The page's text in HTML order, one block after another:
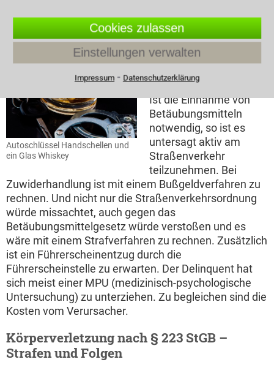
Wurden Sie einesBTMGVergehens beschuldigt,
nehmen Sie Kontakt mit einem Anwalt für Strafrecht
in Duisburg Walsum auf.
Drogen im Straßenverkehr
Autoschlüssel Handschellen und
ein Glas Whiskey
Ist die Einnahme von
Betäubungsmitteln
notwendig, so ist es
untersagt aktiv am
Straßenverkehr
teilzunehmen. Bei
Zuwiderhandlung ist mit einem Bußgeldverfahren zu
rechnen. Und nicht nur die Straßenverkehrsordnung
würde missachtet, auch gegen das
Betäubungsmittelgesetz würde verstoßen und es
wäre mit einem Strafverfahren zu rechnen. Zusätzlich
ist ein Führerscheinentzug durch die
Führerscheinstelle zu erwarten. Der Delinquent hat
sich meist einer MPU (medizinisch-psychologische
Untersuchung) zu unterziehen. Zu begleichen sind die
Kosten vom Verursacher.
Körperverletzung nach § 223 StGB –
Strafen und Folgen
Cookies zulassen
Einstellungen verwalten
Impressum⁃ Datenschutzerklärung